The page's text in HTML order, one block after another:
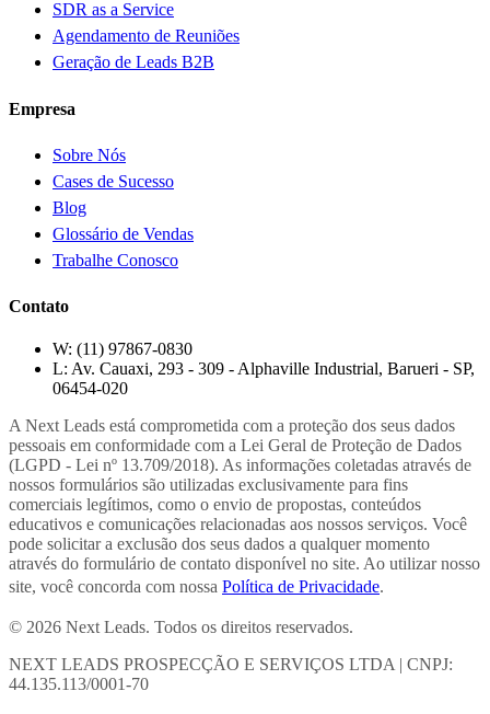
SDR as a Service
Agendamento de Reuniões
Geração de Leads B2B
Empresa
Sobre Nós
Cases de Sucesso
Blog
Glossário de Vendas
Trabalhe Conosco
Contato
W: (11) 97867-0830
L: Av. Cauaxi, 293 - 309 - Alphaville Industrial, Barueri - SP,
06454-020
A Next Leads está comprometida com a proteção dos seus dados
pessoais em conformidade com a Lei Geral de Proteção de Dados
(LGPD - Lei nº 13.709/2018). As informações coletadas através de
nossos formulários são utilizadas exclusivamente para fins
comerciais legítimos, como o envio de propostas, conteúdos
educativos e comunicações relacionadas aos nossos serviços. Você
pode solicitar a exclusão dos seus dados a qualquer momento
através do formulário de contato disponível no site. Ao utilizar nosso
site, você concorda com nossa Política de Privacidade.
© 2026 Next Leads. Todos os direitos reservados.
NEXT LEADS PROSPECÇÃO E SERVIÇOS LTDA | CNPJ:
44.135.113/0001-70